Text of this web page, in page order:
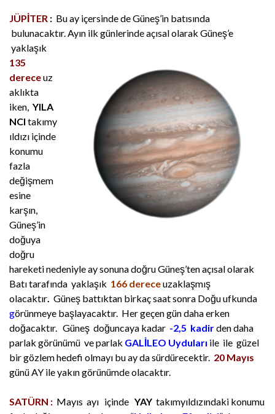
JÜPİTER : Bu ay içersinde de Güneş’in batısında
bulunacaktır. Ayın ilk günlerinde açısal olarak Güneş’e
yaklaşık
135
dereceuz
aklıkta
iken, YILA
NCI takımy
ıldızı içinde
konumu
fazla
değişmem
esine
karşın,
Güneş’in
doğuya
doğru
hareketi nedeniyle ay sonuna doğru Güneş’ten açısal olarak
Batı tarafında yaklaşık 166 dereceuzaklaşmış
olacaktır Güneş battıktan birkaç saat sonra Doğu ufkunda
görünmeye başlayacaktır. Her geçen gün daha erken
doğacaktır. Güneş doğuncaya kadar -2,5 kadirden daha
parlak görünümü ve parlak GALİLEO Uyduları ile ile güzel
bir gözlem hedefi olmayı bu ay da sürdürecektir. 20 Mayıs
günü AY ile yakın görünümde olacaktır.
SATÜRN : Mayıs ayı içinde YAY takımyıldızındaki konumu